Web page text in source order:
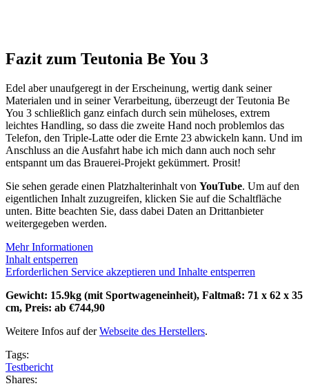
Fazit zum Teutonia Be You 3
Edel aber unaufgeregt in der Erscheinung, wertig dank seiner
Materialen und in seiner Verarbeitung, überzeugt der Teutonia Be
You 3 schließlich ganz einfach durch sein müheloses, extrem
leichtes Handling, so dass die zweite Hand noch problemlos das
Telefon, den Triple-Latte oder die Ernte 23 abwickeln kann. Und im
Anschluss an die Ausfahrt habe ich mich dann auch noch sehr
entspannt um das Brauerei-Projekt gekümmert. Prosit!
Sie sehen gerade einen Platzhalterinhalt von YouTube. Um auf den
eigentlichen Inhalt zuzugreifen, klicken Sie auf die Schaltfläche
unten. Bitte beachten Sie, dass dabei Daten an Drittanbieter
weitergegeben werden.
Mehr Informationen
Inhalt entsperren
Erforderlichen Service akzeptieren und Inhalte entsperren
Gewicht: 15.9kg (mit Sportwageneinheit), Faltmaß: 71 x 62 x 35
cm, Preis: ab €744,90
Weitere Infos auf derWebseite des Herstellers.
Tags:
Testbericht
Shares: